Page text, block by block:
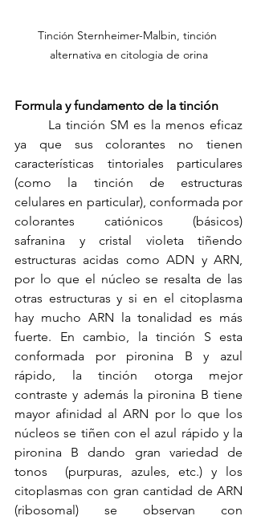
Tinción Sternheimer-Malbin, tinción
alternativa en citologia de orina
Formula y fundamento de la tinción
ya que sus colorantes no tienen
características tintoriales particulares
(como la tinción de estructuras
celulares en particular), conformada por
colorantes catiónicos (básicos)
safranina y cristal violeta tiñendo
estructuras acidas como ADN y ARN,
por lo que el núcleo se resalta de las
otras estructuras y si en el citoplasma
hay mucho ARN la tonalidad es más
fuerte. En cambio, la tinción S esta
conformada por pironina B y azul
rápido, la tinción otorga mejor
contraste y además la pironina B tiene
mayor afinidad al ARN por lo que los
núcleos se tiñen con el azul rápido y la
pironina B dando gran variedad de
tonos  (purpuras, azules, etc.) y los
citoplasmas con gran cantidad de ARN
(ribosomal) se observan con